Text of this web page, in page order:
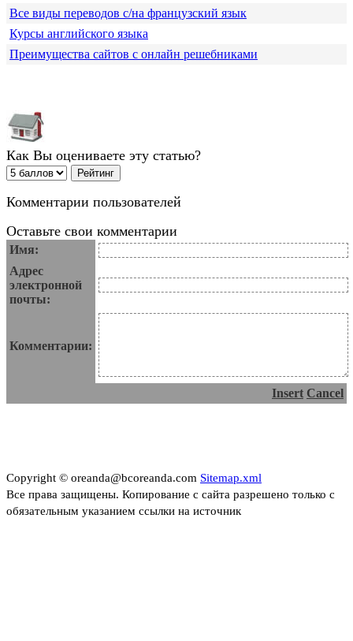
Все виды переводов с/на французский язык
Курсы английского языка
Преимущества сайтов с онлайн решебниками
Как Вы оцениваете эту статью?
Комментарии пользователей
Оставьте свои комментарии
Имя:
Адрес
электронной
почты:
Комментарии:
Insert Cancel
Copyright © oreanda@bcoreanda.com Sitemap.xml
Все права защищены. Копирование с сайта разрешено только с
обязательным указанием ссылки на источник